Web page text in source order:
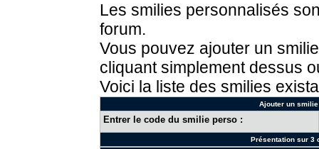
Les smilies personnalisés
forum.
Vous pouvez ajouter un
cliquant simplement dessus
Voici la liste des smilies
Ajouter un
Entrer le code du smilie perso :
Présentation sur 3